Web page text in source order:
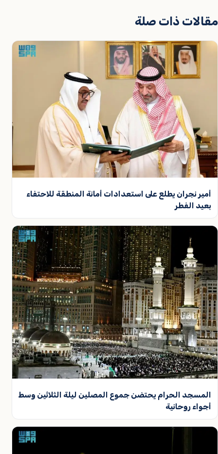
مقالات ذات صلة
أمير نجران يطلع على استعدادات أمانة المنطقة للاحتفاء
بعيد الفطر
المسجد الحرام يحتضن جموع المصلين ليلة الثلاثين وسط
أجواء روحانية